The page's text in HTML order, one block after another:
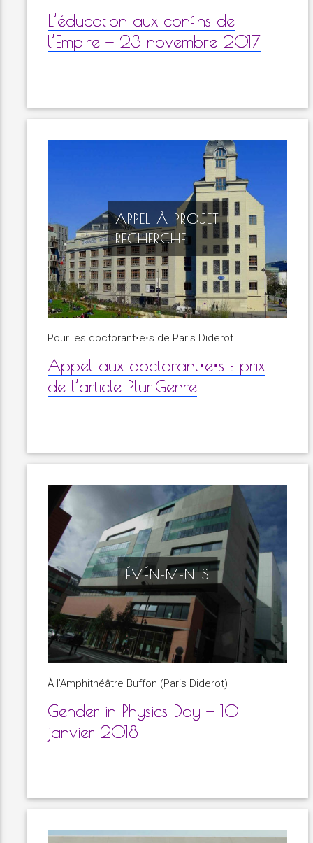
L’éducation aux confins de
l’Empire — 23 novembre 2017
APPEL À PROJET
RECHERCHE
Pour les doctorant⋅e⋅s de Paris Diderot
Appel aux doctorant⋅e⋅s : prix
de l’article PluriGenre
ÉVÉNEMENTS
À l’Amphithéâtre Buffon (Paris Diderot)
Gender in Physics Day — 10
janvier 2018